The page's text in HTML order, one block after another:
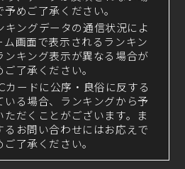
めご了承ください。
ングデータの通信状況によ
ム画面で表示されるランキン
ンキング表示が異なる場合が
了承ください。
ードに公序・良俗に反する
いる場合、ランキングから予
だくことがございます。ま
るお問い合わせにはお応えで
了承ください。